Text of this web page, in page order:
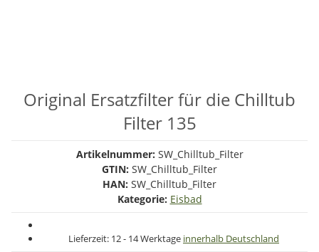
Original Ersatzfilter für die Chilltub
Filter 135
Artikelnummer: SW_Chilltub_Filter
GTIN: SW_Chilltub_Filter
HAN: SW_Chilltub_Filter
Kategorie: Eisbad
Lieferzeit: 12 - 14 Werktage innerhalb Deutschland